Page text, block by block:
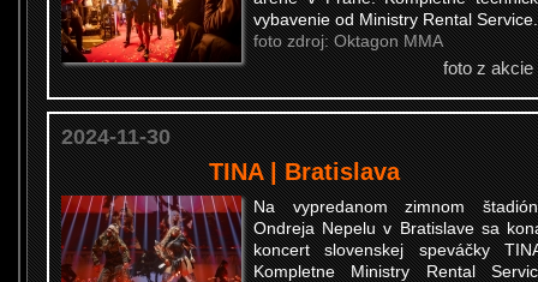
vybavenie od Ministry Rental Service.
foto zdroj: Oktagon MMA
foto z akcie
2024-11-30
TINA | Bratislava
Na vypredanom zimnom
Ondreja Nepelu v Bratislave sa
koncert slovenskej speváčky
Kompletne Ministry Rental